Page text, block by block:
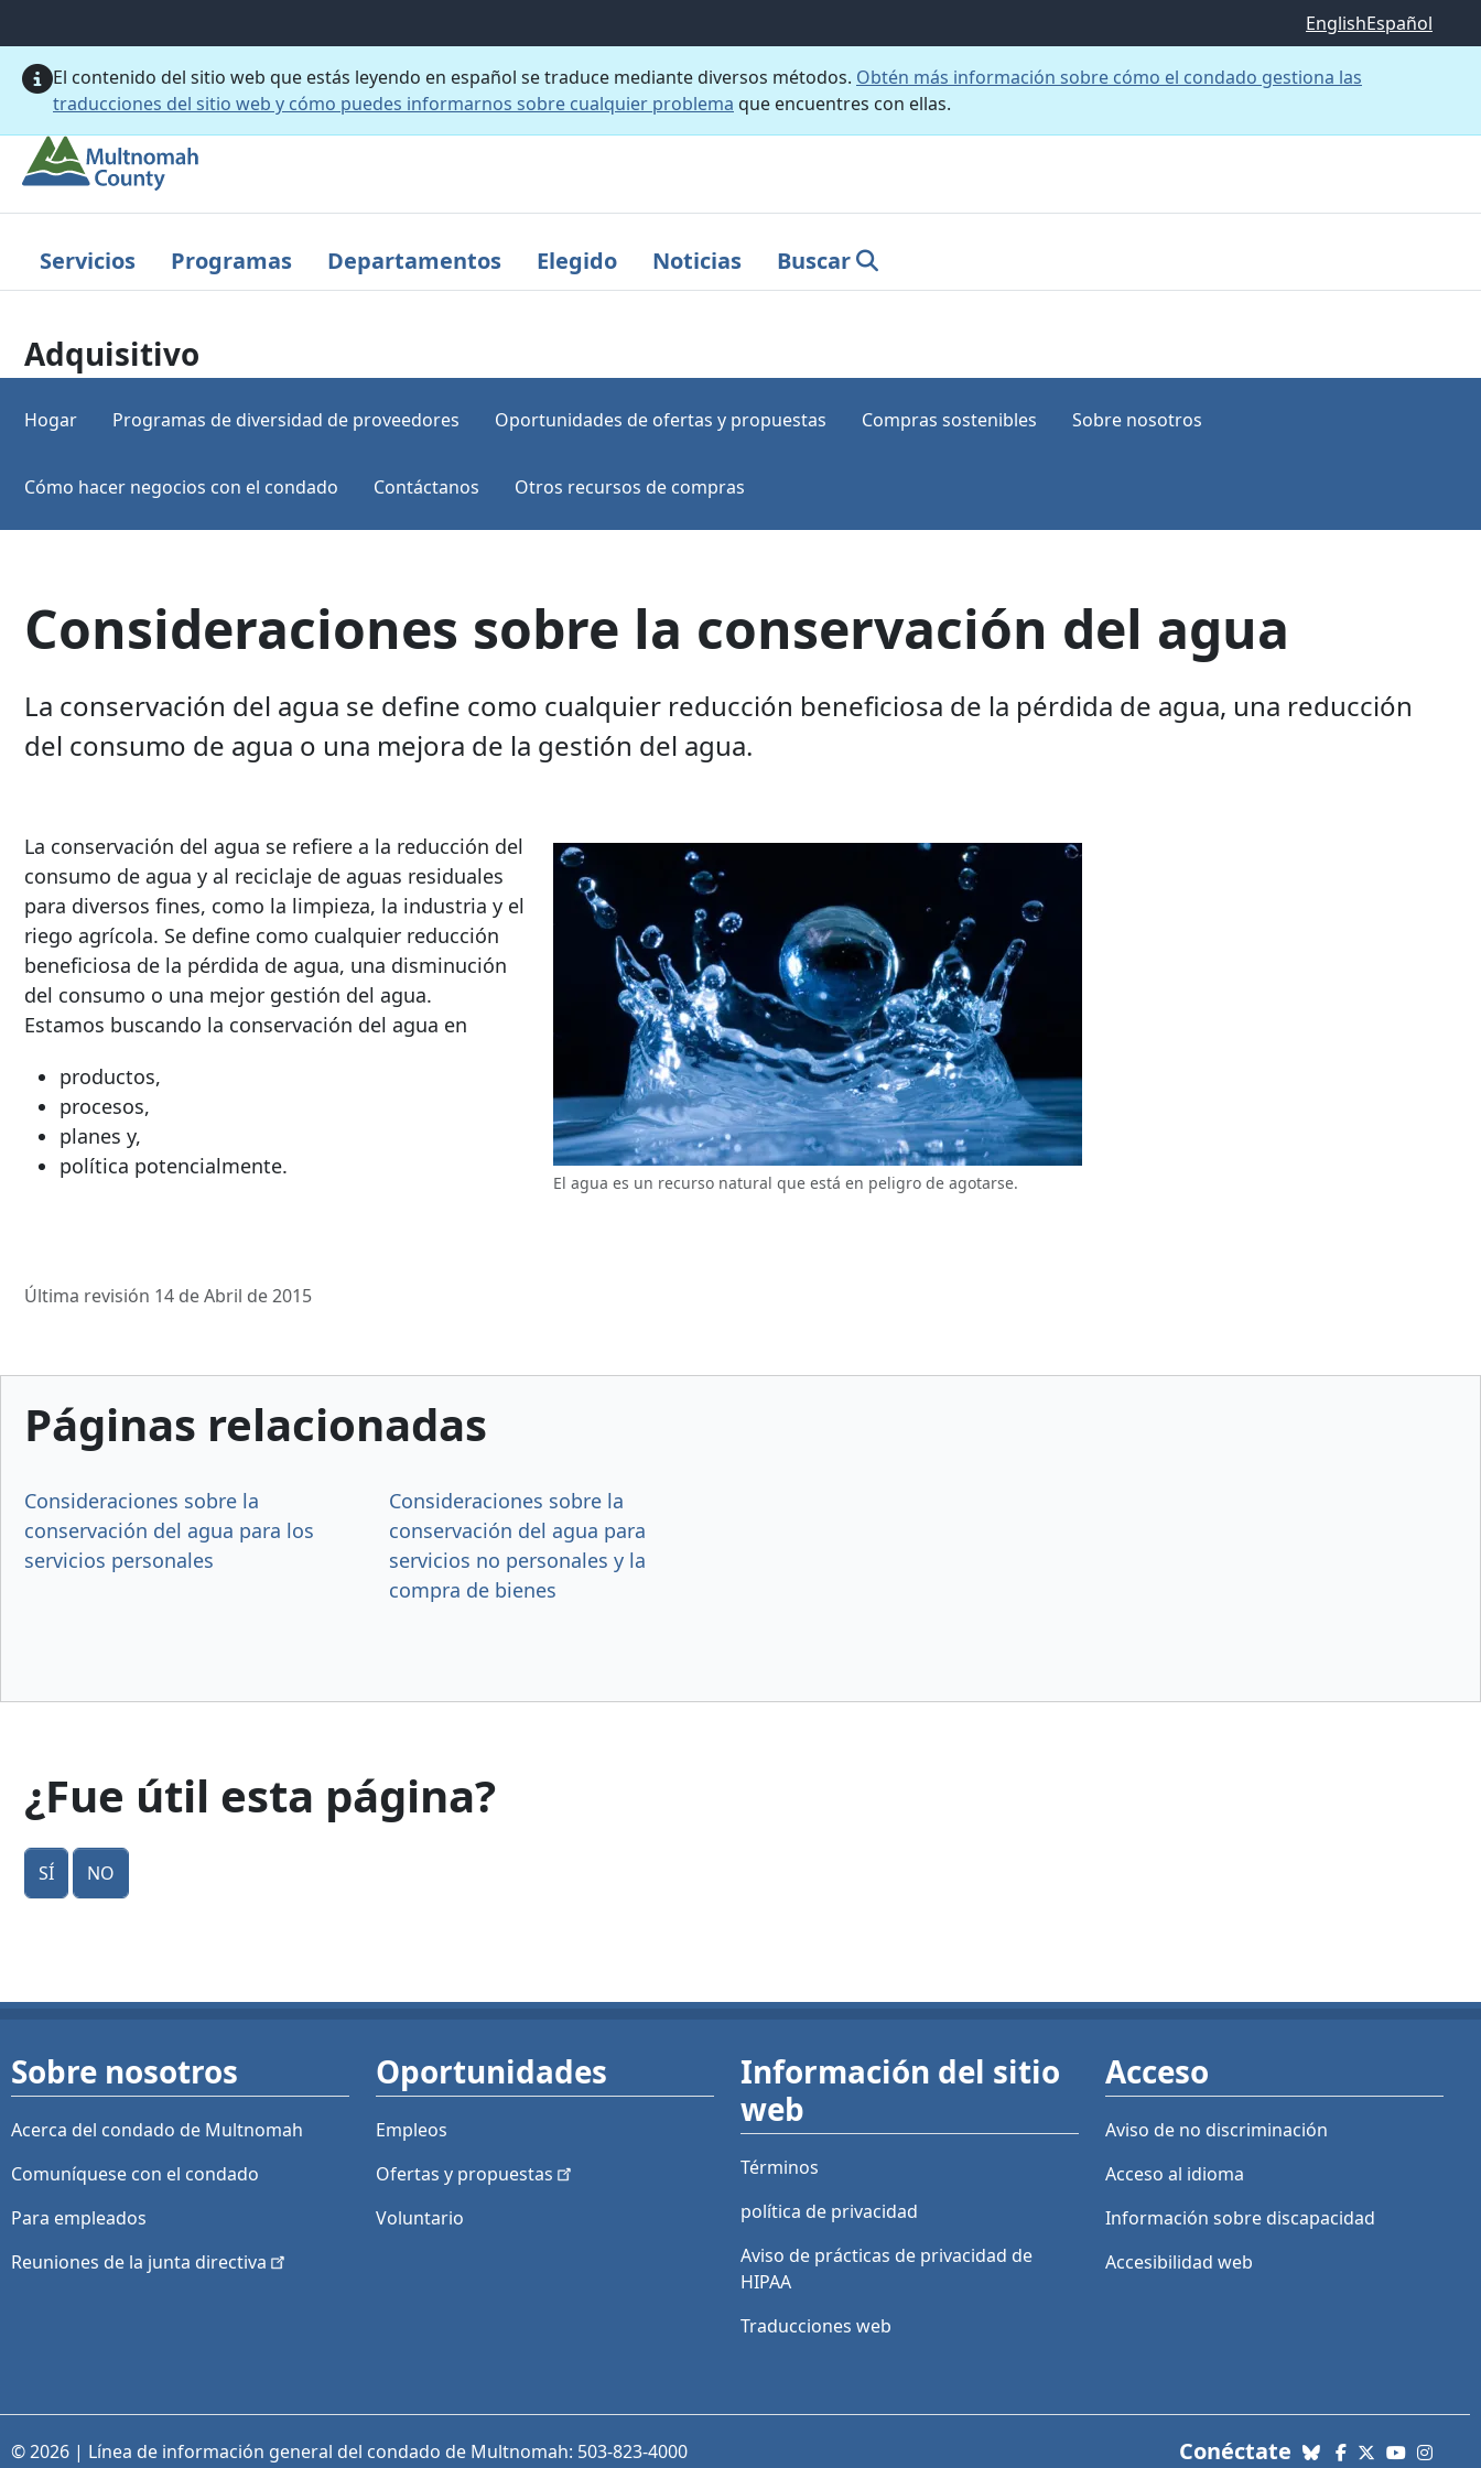
EnglishEspañol
El contenido del sitio web que estás leyendo en español se traduce mediante diversos métodos. Obtén más información sobre cómo el condado gestiona las
traducciones del sitio web y cómo puedes informarnos sobre cualquier problema que encuentres con ellas.
Servicios Programas Departamentos Elegido Noticias Buscar
Adquisitivo
Hogar Programas de diversidad de proveedores Oportunidades de ofertas y propuestas Compras sostenibles Sobre nosotros
Cómo hacer negocios con el condado Contáctanos Otros recursos de compras
Consideraciones sobre la conservación del agua
La conservación del agua se define como cualquier reducción beneficiosa de la pérdida de agua, una reducción
del consumo de agua o una mejora de la gestión del agua.
El agua es un recurso natural que está en peligro de agotarse.
La conservación del agua se refiere a la reducción del
consumo de agua y al reciclaje de aguas residuales
para diversos fines, como la limpieza, la industria y el
riego agrícola. Se define como cualquier reducción
beneficiosa de la pérdida de agua, una disminución
del consumo o una mejor gestión del agua.
Estamos buscando la conservación del agua en
productos,
procesos,
planes y,
política potencialmente.
Última revisión 14 de Abril de 2015
Páginas relacionadas
Consideraciones sobre la
conservación del agua para los
servicios personales
Consideraciones sobre la
conservación del agua para
servicios no personales y la
compra de bienes
¿Fue útil esta página?
Sí No
Sobre nosotros
Acerca del condado de Multnomah
Comuníquese con el condado
Para empleados
Reuniones de la junta directiva
Oportunidades
Empleos
Ofertas y propuestas
Voluntario
Información del sitio
web
Términos
política de privacidad
Aviso de prácticas de privacidad de
HIPAA
Traducciones web
Acceso
Aviso de no discriminación
Acceso al idioma
Información sobre discapacidad
Accesibilidad web
© 2026 | Línea de información general del condado de Multnomah: 503-823-4000 Conéctatecon nosotros.
Bluesky
Facebook
X (Twitter)
YouTube